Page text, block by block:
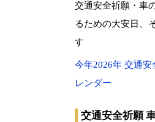
交通安全祈願・車
るための大安日、
す
今年2026年 交通
レンダー
交通安全祈願